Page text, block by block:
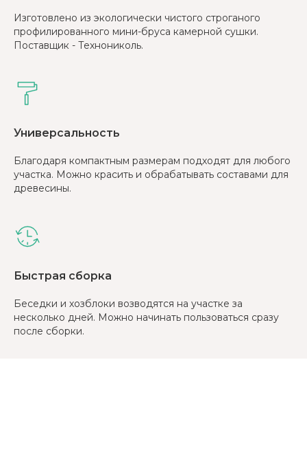
Изготовлено из экологически чистого строганого
профилированного мини-бруса камерной сушки.
Поставщик - Технониколь.
Универсальность
Благодаря компактным размерам подходят для любого
участка. Можно красить и обрабатывать составами для
древесины.
Быстрая сборка
Беседки и хозблоки возводятся на участке за
несколько дней. Можно начинать пользоваться сразу
после сборки.